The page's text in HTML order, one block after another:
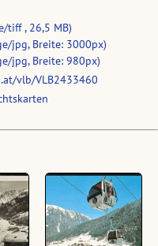
tiff , 26,5 MB)
jpg, Breite: 3000px)
jpg, Breite: 980px)
vlb/VLB2433460